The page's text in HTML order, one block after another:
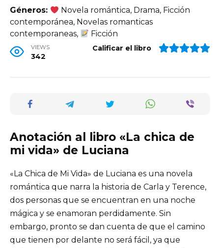
Géneros:
Novela romántica, Drama, Ficción
contemporánea, Novelas romanticas
contemporaneas,
Ficción
VIEWS
342
Calificar el libro
Anotación al libro «La chica de
mi vida» de Luciana
«La Chica de Mi Vida» de Luciana es una novela
romántica que narra la historia de Carla y Terence,
dos personas que se encuentran en una noche
mágica y se enamoran perdidamente. Sin
embargo, pronto se dan cuenta de que el camino
que tienen por delante no será fácil, ya que